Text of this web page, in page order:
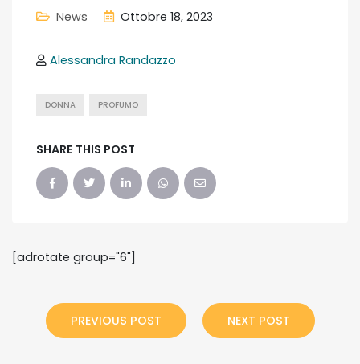
News Ottobre 18, 2023
Alessandra Randazzo
DONNA PROFUMO
SHARE THIS POST
[adrotate group="6"]
PREVIOUS POST NEXT POST